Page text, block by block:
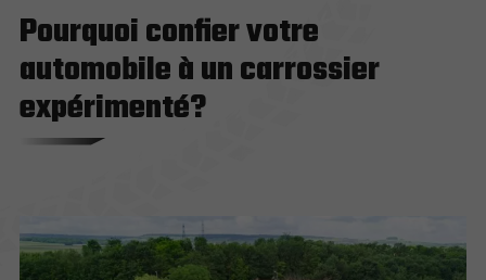
Pourquoi confier votre
automobile à un carrossier
expérimenté?